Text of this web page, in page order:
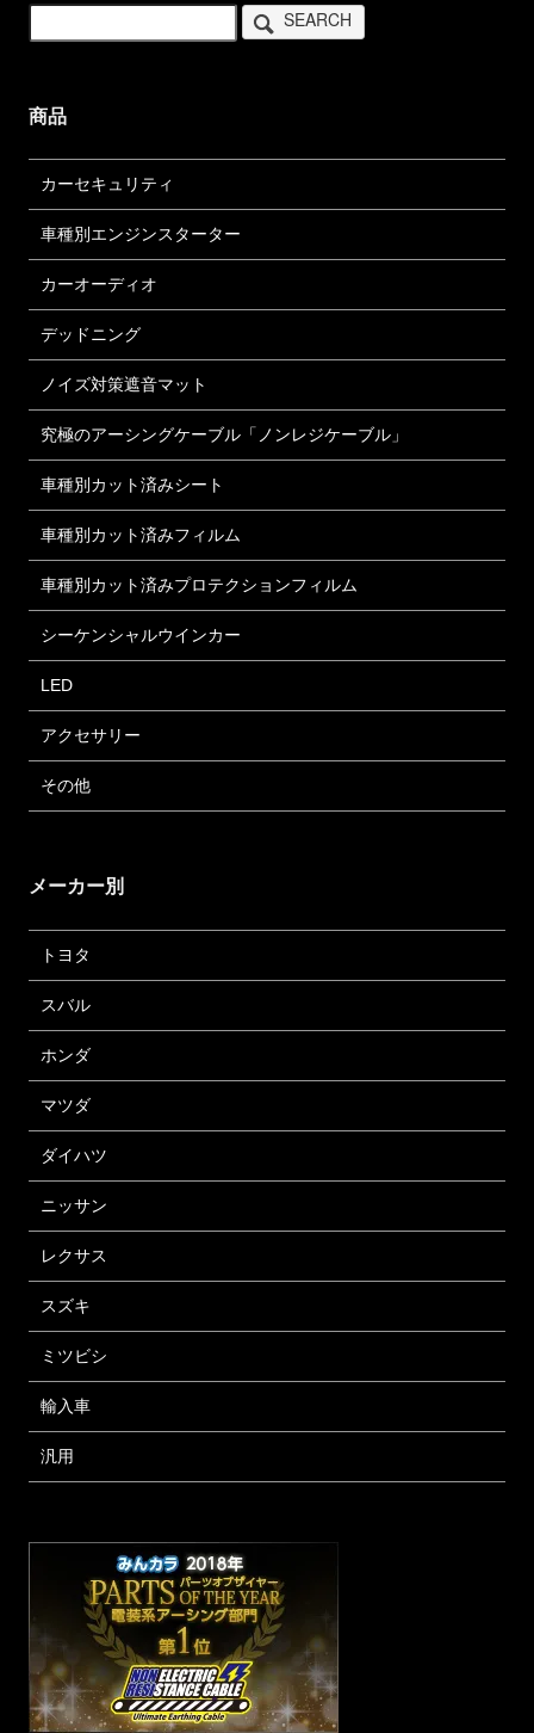
SEARCH
商品
カーセキュリティ
車種別エンジンスターター
カーオーディオ
デッドニング
ノイズ対策遮音マット
究極のアーシングケーブル「ノンレジケーブル」
車種別カット済みシート
車種別カット済みフィルム
車種別カット済みプロテクションフィルム
シーケンシャルウインカー
LED
アクセサリー
その他
メーカー別
トヨタ
スバル
ホンダ
マツダ
ダイハツ
ニッサン
レクサス
スズキ
ミツビシ
輸入車
汎用